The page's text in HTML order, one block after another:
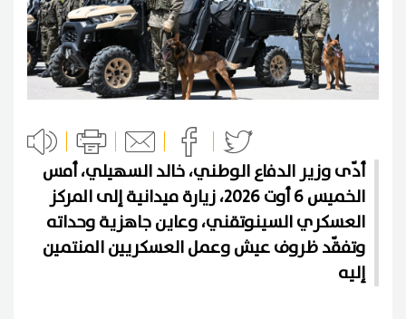
أدّى وزير الدفاع الوطني، خالد السهيلي، أمس
الخميس 6 أوت 2026، زيارة ميدانية إلى المركز
العسكري السينوتقني، وعاين جاهزية وحداته
وتفقّد ظروف عيش وعمل العسكريين المنتمين
إليه